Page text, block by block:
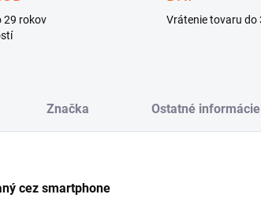
29 rokov
Vrátenie tovaru do
Značka Ostatné informácie
cez smartphone